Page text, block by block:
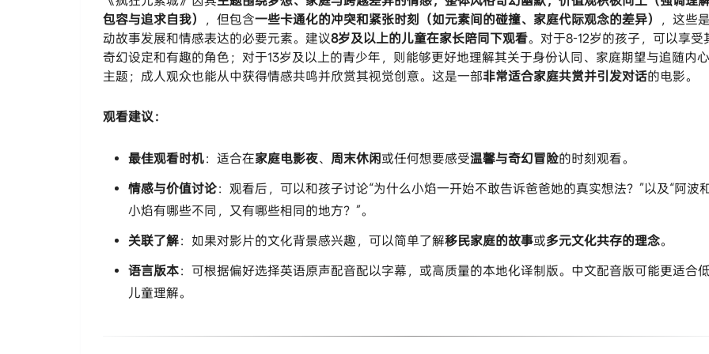
包容与追求自我）​
​，但包含​​一些卡通化的冲突和紧张时刻（如元素间的碰撞、家庭代际观念的差异）​
，这些
动故事发展和情感表达的必要元素。建议​​8岁及以上的儿童在家长陪同下观看​。对于8-12岁的孩子，可以享受
奇幻设定和有趣的角色；对于13岁及以上的青少年，则能够更好地理解其关于身份认同、家庭期望与追随内
主题；成人观众也能从中获得情感共鸣并欣赏其视觉创意。这是一部​​非常适合家庭共赏并引发对话​​的电影。
​观看建议：​
​最佳观看时机​​：适合在​​家庭电影夜​​、​ ​周末休闲​​或任何想要感受​​温馨与奇幻冒险​​的时刻观看。
​情感与价值讨论​：观看后，可以和孩子讨论“为什么小焰一开始不敢告诉爸爸她的真实想法？”以及“阿波
小焰有哪些不同，又有哪些相同的地方？”。
​关联了解​​：如果对影片的文化背景感兴趣，可以简单了解​​移民家庭的故事​​或​​多元文化共存的理念​​。
​语言版本​：可根据偏好选择英语原声配音配以字幕，或高质量的本地化译制版。中文配音版可能更适合
儿童理解。